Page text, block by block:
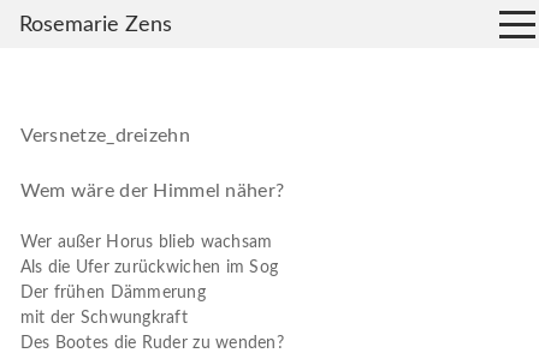
Versnetze_dreizehn
Wem wäre der Himmel näher?
Wer außer Horus blieb wachsam
Als die Ufer zurückwichen im Sog
Der frühen Dämmerung
mit der Schwungkraft
Des Bootes die Ruder zu wenden?
Rosemarie Zens